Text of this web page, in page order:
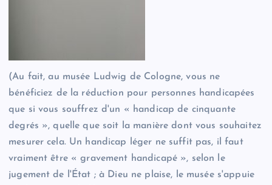
(Au fait, au musée Ludwig de Cologne, vous ne
bénéficiez de la réduction pour personnes handicapées
que si vous souffrez d'un « handicap de cinquante
degrés », quelle que soit la manière dont vous souhaitez
mesurer cela. Un handicap léger ne suffit pas, il faut
vraiment être « gravement handicapé », selon le
jugement de l'État ; à Dieu ne plaise, le musée s'appuie